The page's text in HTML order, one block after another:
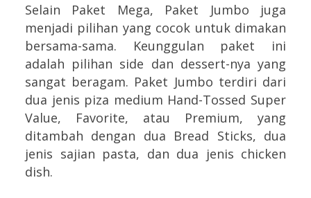
Selain Paket Mega, Paket Jumbo juga
menjadi pilihan yang cocok untuk dimakan
bersama-sama. Keunggulan paket ini
adalah pilihan side dan dessert-nya yang
sangat beragam. Paket Jumbo terdiri dari
dua jenis piza medium Hand-Tossed Super
Value, Favorite, atau Premium, yang
ditambah dengan dua Bread Sticks, dua
jenis sajian pasta, dan dua jenis chicken
dish.